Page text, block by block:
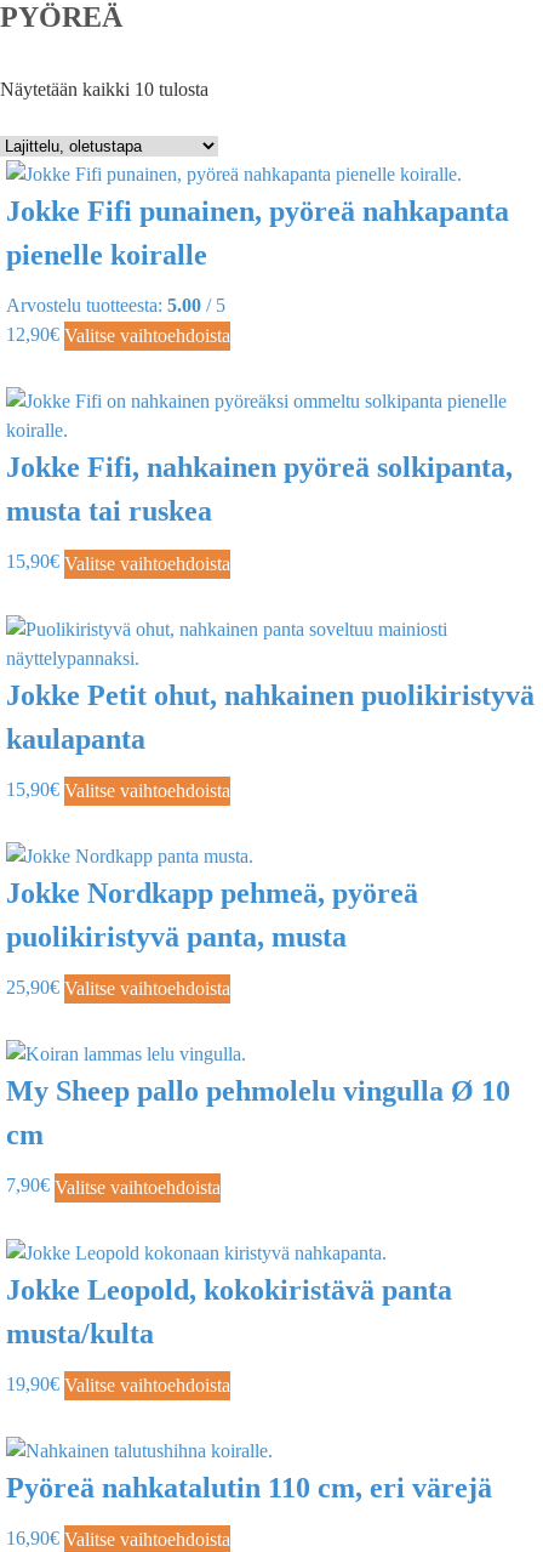
PYÖREÄ
Näytetään kaikki 10 tulosta
Jokke Fifi punainen, pyöreä nahkapanta
pienelle koiralle
Arvostelu tuotteesta: 5.00 / 5
12,90€ Valitse vaihtoehdoista
Jokke Fifi, nahkainen pyöreä solkipanta,
musta tai ruskea
15,90€ Valitse vaihtoehdoista
Jokke Petit ohut, nahkainen puolikiristyvä
kaulapanta
15,90€ Valitse vaihtoehdoista
Jokke Nordkapp pehmeä, pyöreä
puolikiristyvä panta, musta
25,90€ Valitse vaihtoehdoista
My Sheep pallo pehmolelu vingulla Ø 10
cm
7,90€ Valitse vaihtoehdoista
Jokke Leopold, kokokiristävä panta
musta/kulta
19,90€ Valitse vaihtoehdoista
Pyöreä nahkatalutin 110 cm, eri värejä
16,90€ Valitse vaihtoehdoista